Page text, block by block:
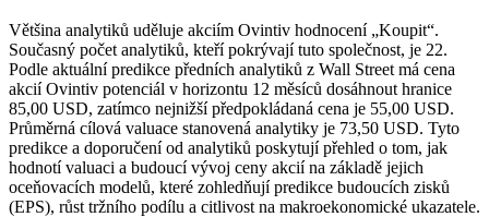
Většina analytiků uděluje akciím Ovintiv hodnocení „Koupit“.
Současný počet analytiků, kteří pokrývají tuto společnost, je 22.
Podle aktuální predikce předních analytiků z Wall Street má cena
akcií Ovintiv potenciál v horizontu 12 měsíců dosáhnout hranice
85,00 USD, zatímco nejnižší předpokládaná cena je 55,00 USD.
Průměrná cílová valuace stanovená analytiky je 73,50 USD. Tyto
predikce a doporučení od analytiků poskytují přehled o tom, jak
hodnotí valuaci a budoucí vývoj ceny akcií na základě jejich
oceňovacích modelů, které zohledňují predikce budoucích zisků
(EPS), růst tržního podílu a citlivost na makroekonomické ukazatele.